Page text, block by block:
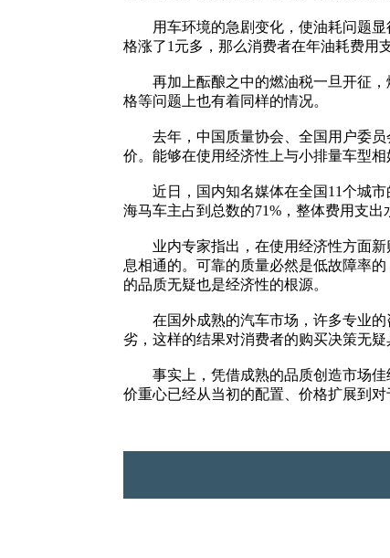
用车环境的急剧变化，使油耗问题显
格涨了1元多，那么消费者在年油耗费用
再加上酝酿之中的燃油税一旦开征，
格等问题上也有着同样的情况。
去年，中国质量协会、全国用户委员
价。能够在使用经济性上与小排量车型
近日，国内知名媒体在全国11个城市
海马车主占到总数的71%，整体费用支出
业内专家指出，在使用经济性方面新
息相通的。可靠的质量必然是低故障率
的品质无疑也是经济性的根源。
在国外成熟的汽车市场，许多专业的
劣，这样的结果对消费者的购买决策无疑
事实上，凭借成熟的品质创造市场佳
价重心已经从当初的配置、价格扩展到